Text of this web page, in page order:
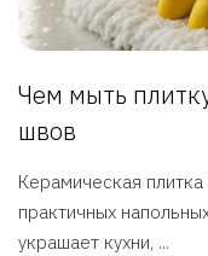
Чем мыть
швов
Керамическая
практичных
украшает кухни, ...